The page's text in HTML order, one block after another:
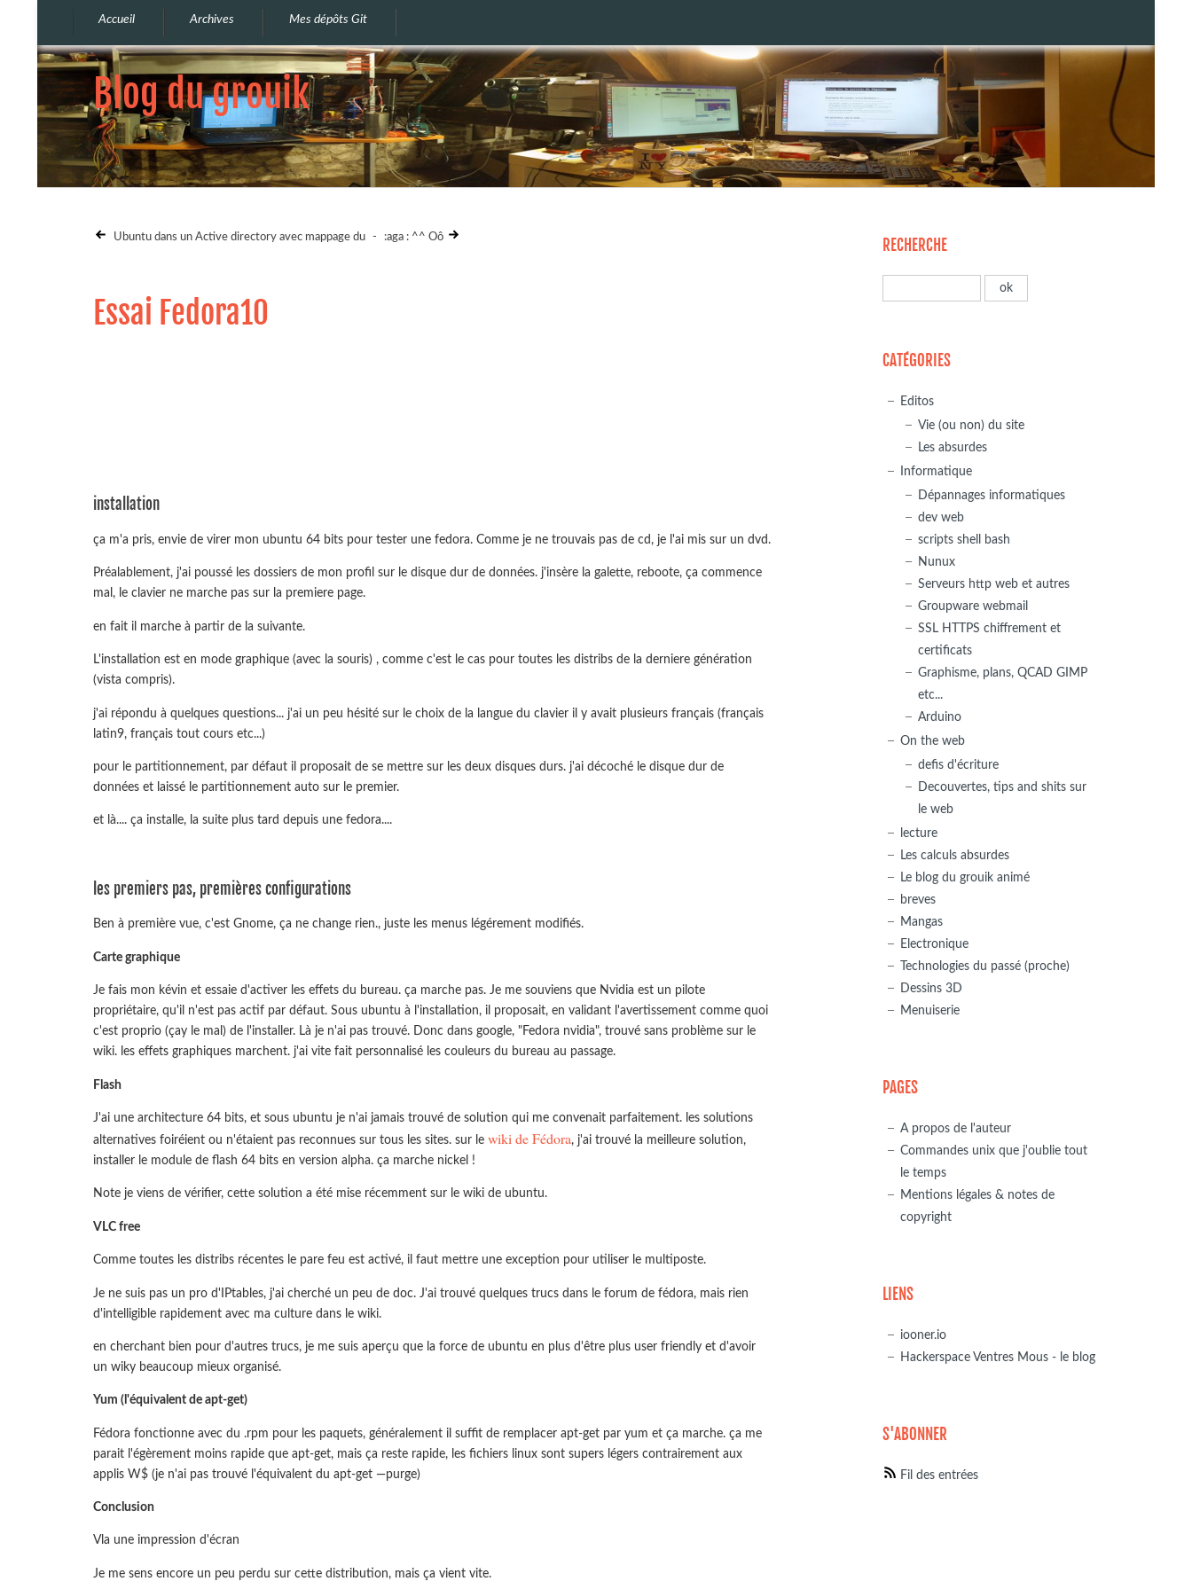
Accueil Archives Mes dépôts Git
Blog du grouik
Ubuntu dans un Active directory avec mappage du - :aga : ^^ Oô
Essai Fedora10
installation
ça m'a pris, envie de virer mon ubuntu 64 bits pour tester une fedora. Comme je ne trouvais pas de cd, je l'ai mis sur un dvd.
Préalablement, j'ai poussé les dossiers de mon profil sur le disque dur de données. j'insère la galette, reboote, ça commence
mal, le clavier ne marche pas sur la premiere page.
en fait il marche à partir de la suivante.
L'installation est en mode graphique (avec la souris) , comme c'est le cas pour toutes les distribs de la derniere génération
(vista compris).
j'ai répondu à quelques questions... j'ai un peu hésité sur le choix de la langue du clavier il y avait plusieurs français (français
latin9, français tout cours etc...)
pour le partitionnement, par défaut il proposait de se mettre sur les deux disques durs. j'ai décoché le disque dur de
données et laissé le partitionnement auto sur le premier.
et là.... ça installe, la suite plus tard depuis une fedora....
les premiers pas, premières configurations
Ben à première vue, c'est Gnome, ça ne change rien., juste les menus légérement modifiés.
Carte graphique
Je fais mon kévin et essaie d'activer les effets du bureau. ça marche pas. Je me souviens que Nvidia est un pilote
propriétaire, qu'il n'est pas actif par défaut. Sous ubuntu à l'installation, il proposait, en validant l'avertissement comme quoi
c'est proprio (çay le mal) de l'installer. Là je n'ai pas trouvé. Donc dans google, "Fedora nvidia", trouvé sans problème sur le
wiki. les effets graphiques marchent. j'ai vite fait personnalisé les couleurs du bureau au passage.
Flash
J'ai une architecture 64 bits, et sous ubuntu je n'ai jamais trouvé de solution qui me convenait parfaitement. les solutions
alternatives foiréient ou n'étaient pas reconnues sur tous les sites. sur le wiki de Fédora, j'ai trouvé la meilleure solution,
installer le module de flash 64 bits en version alpha. ça marche nickel !
Note je viens de vérifier, cette solution a été mise récemment sur le wiki de ubuntu.
VLC free
Comme toutes les distribs récentes le pare feu est activé, il faut mettre une exception pour utiliser le multiposte.
Je ne suis pas un pro d'IPtables, j'ai cherché un peu de doc. J'ai trouvé quelques trucs dans le forum de fédora, mais rien
d'intelligible rapidement avec ma culture dans le wiki.
en cherchant bien pour d'autres trucs, je me suis aperçu que la force de ubuntu en plus d'être plus user friendly et d'avoir
un wiky beaucoup mieux organisé.
Yum (l'équivalent de apt-get)
Fédora fonctionne avec du .rpm pour les paquets, généralement il suffit de remplacer apt-get par yum et ça marche. ça me
parait l'égèrement moins rapide que apt-get, mais ça reste rapide, les fichiers linux sont supers légers contrairement aux
applis W$ (je n'ai pas trouvé l'équivalent du apt-get —purge)
Conclusion
Vla une impression d'écran
Je me sens encore un peu perdu sur cette distribution, mais ça vient vite.
RECHERCHE
CATÉGORIES
Editos
Vie (ou non) du site
Les absurdes
Informatique
Dépannages informatiques
dev web
scripts shell bash
Nunux
Serveurs http web et autres
Groupware webmail
SSL HTTPS chiffrement et
certificats
Graphisme, plans, QCAD GIMP
etc...
Arduino
On the web
defis d'écriture
Decouvertes, tips and shits sur
le web
lecture
Les calculs absurdes
Le blog du grouik animé
breves
Mangas
Electronique
Technologies du passé (proche)
Dessins 3D
Menuiserie
PAGES
A propos de l'auteur
Commandes unix que j'oublie tout
le temps
Mentions légales & notes de
copyright
LIENS
iooner.io
Hackerspace Ventres Mous - le blog
S'ABONNER
Fil des entrées